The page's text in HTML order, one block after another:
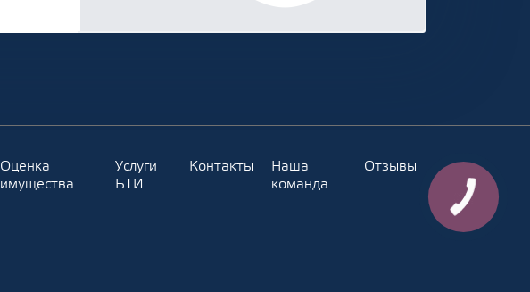
Оценка
имущества
Услуги
БТИ
Контакты
Наша
команда
Отзывы